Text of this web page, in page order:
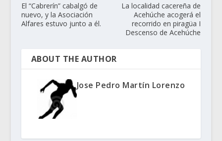
El “Cabrerín” cabalgó de
nuevo, y la Asociación
Alfares estuvo junto a él.
La localidad cacereña de
Acehúche acogerá el
recorrido en piragüa I
Descenso de Acehúche
ABOUT THE AUTHOR
Jose Pedro Martín Lorenzo